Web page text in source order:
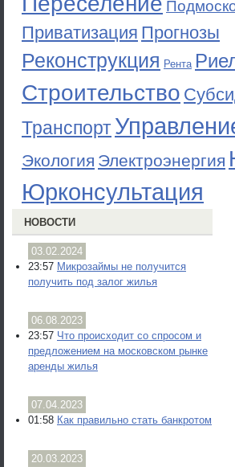
Приватизация Прогнозы
Реконструкция Рента
Строительство
Транспорт
Экология Электроэнергия
Юрконсультация
НОВОСТИ
03.02.2024
23:57 Микрозаймы не получится
получить под залог жилья
06.08.2023
23:57 Что происходит со спросом и
предложением на московском рынке
аренды жилья
07.04.2023
01:58 Как правильно стать банкротом
20.03.2023